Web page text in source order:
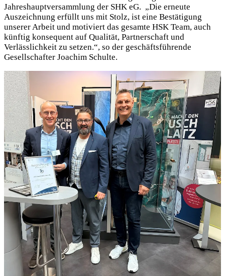
Jahreshauptversammlung der SHK eG. „Die erneute
Auszeichnung erfüllt uns mit Stolz, ist eine Bestätigung
unserer Arbeit und motiviert das gesamte HSK Team, auch
künftig konsequent auf Qualität, Partnerschaft und
Verlässlichkeit zu setzen.“, so der geschäftsführende
Gesellschafter Joachim Schulte.